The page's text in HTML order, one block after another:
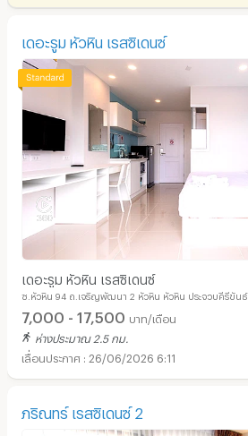
เดอะรูม หัวหิน เรสซิเดนซ์
เดอะรูม หัวหิน เรสซิเดนซ์
ซ.หัวหิน 94 ถ.เจริญพัฒนา 2 หัวหิน หัวหิน ประจวบคีรีขันธ์
7,000 - 17,500 บาท/เดือน
ห่างประมาณ 2.5 กม.
26/06/2026 6:11
ภริณทร์ เรสซิเดนซ์ 2